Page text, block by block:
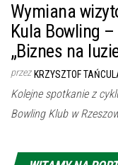
Wymiana
Kula Bowling
„Biznes na
przez KRZYSZTOF
Kolejne spotkanie z
Bowling Klub w